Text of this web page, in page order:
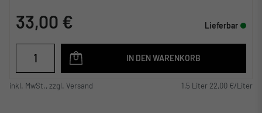
33,00 € Lieferbar
IN DEN WARENKORB
inkl. MwSt., zzgl. Versand 1,5 Liter 22,00 €/Liter